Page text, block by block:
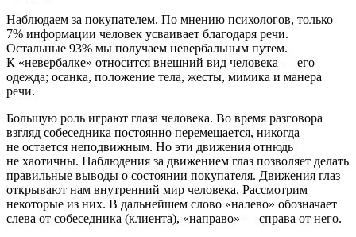
Наблюдаем за покупателем. По мнению психологов, только
7% информации человек усваивает благодаря речи.
Остальные 93% мы получаем невербальным путем.
К «невербалке» относится внешний вид человека — его
одежда; осанка, положение тела, жесты, мимика и манера
речи.
Большую роль играют глаза человека. Во время разговора
взгляд собеседника постоянно перемещается, никогда
не остается неподвижным. Но эти движения отнюдь
не хаотичны. Наблюдения за движением глаз позволяет делать
правильные выводы о состоянии покупателя. Движения глаз
открывают нам внутренний мир человека. Рассмотрим
некоторые из них. В дальнейшем слово «налево» обозначает
слева от собеседника (клиента), «направо» — справа от него.